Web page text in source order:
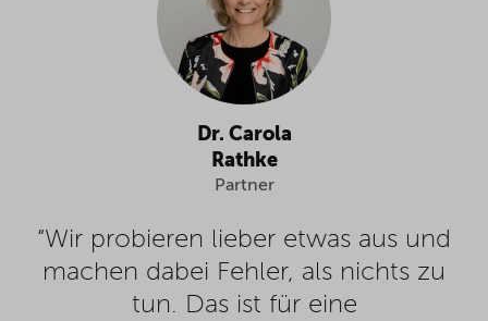
Dr. Carola
Rathke
Partner
“Wir probieren lieber etwas aus und
machen dabei Fehler, als nichts zu
tun. Das ist für eine